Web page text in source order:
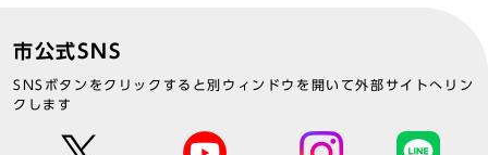
市公式SNS
SNSボタンをクリックすると別ウィンドウを開いて外部サイトへリン
クします